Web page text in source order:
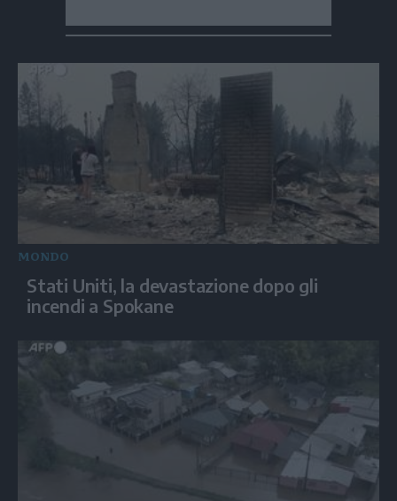
MONDO
Stati Uniti, la devastazione dopo gli
incendi a Spokane